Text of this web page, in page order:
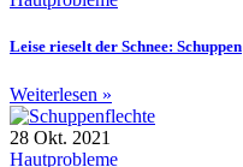
Leise rieselt der Schnee: Schuppen
Weiterlesen »
28 Okt. 2021
Hautprobleme